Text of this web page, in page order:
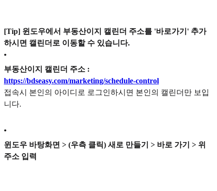
[Tip] 윈도우에서 부동산이지 캘린더 주소를 '바로가기' 추가
하시면 캘린더로 이동할 수 있습니다.
•
부동산이지 캘린더 주소 :
https://bdseasy.com/marketing/schedule-control
접속시 본인의 아이디로 로그인하시면 본인의 캘린더만 보입
니다.
•
윈도우 바탕화면 > (우측 클릭) 새로 만들기 > 바로 가기 > 위
주소 입력